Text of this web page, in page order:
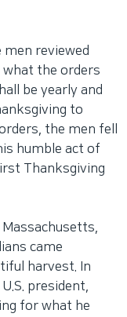
reviewed
the orders
be yearly and
to
the men fell
humble act of
Thanksgiving
came
harvest. In
president,
for what he